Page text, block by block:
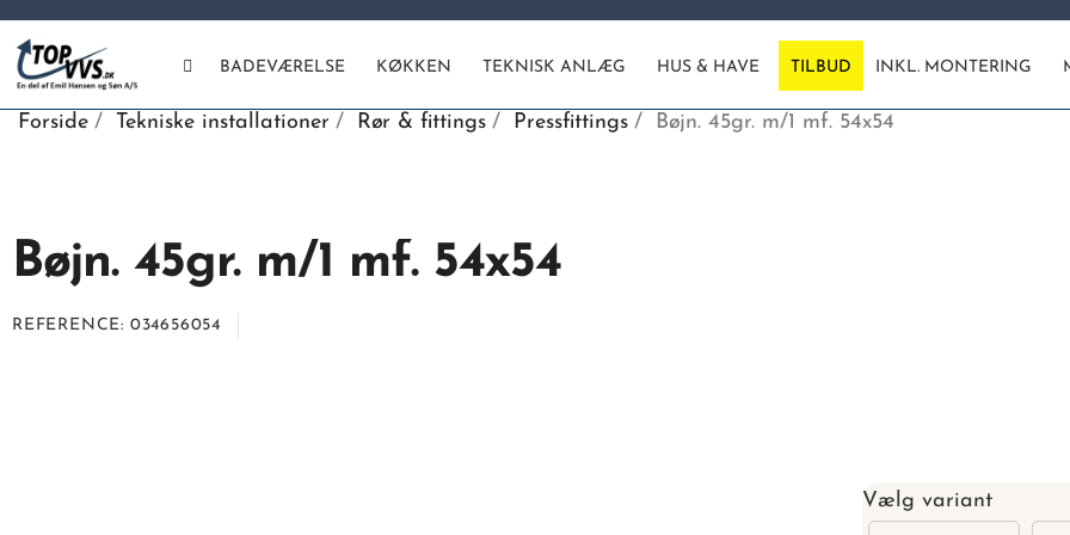
BADEVÆRELSE KØKKEN TEKNISK ANLÆG HUS & HAVE TILBUD INKL. MONTERING
Forside Tekniske installationer Rør & fittings Pressfittings Bøjn. 45gr. m/1 mf. 54x54
Bøjn. 45gr. m/1 mf. 54x54
REFERENCE 034656054
Vælg variant